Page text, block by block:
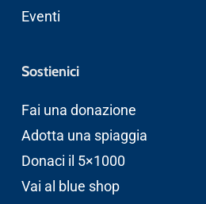
Eventi
Sostienici
Fai una donazione
Adotta una spiaggia
Donaci il 5×1000
Vai al blue shop